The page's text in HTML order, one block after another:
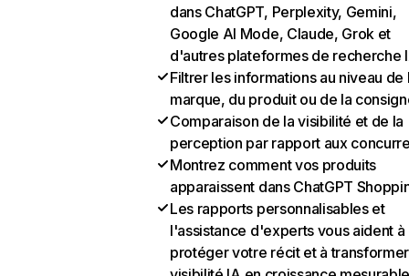
dans ChatGPT, Perplexity, Gemini,
Google AI Mode, Claude, Grok et
d'autres plateformes de recherche
Filtrer les informations au niveau de
marque, du produit ou de la
Comparaison de la visibilité et de la
perception par rapport aux
Montrez comment vos produits
apparaissent dans ChatGPT
Les rapports personnalisables et
l'assistance d'experts vous aident à
protéger votre récit et à